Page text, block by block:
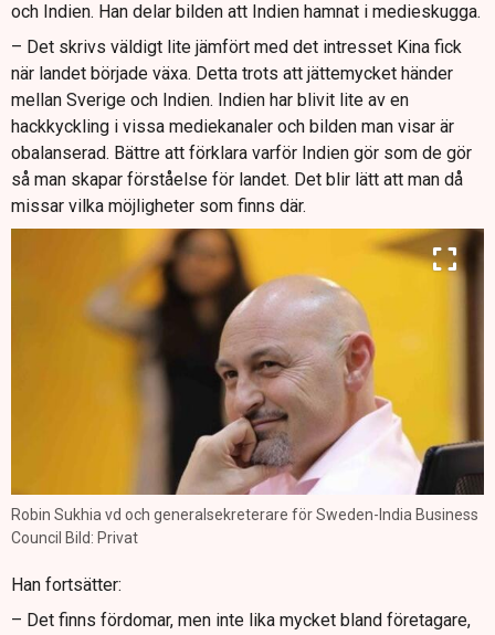
och Indien. Han delar bilden att Indien hamnat i medieskugga.
– Det skrivs väldigt lite jämfört med det intresset Kina fick
när landet började växa. Detta trots att jättemycket händer
mellan Sverige och Indien. Indien har blivit lite av en
hackkyckling i vissa mediekanaler och bilden man visar är
obalanserad. Bättre att förklara varför Indien gör som de gör
så man skapar förståelse för landet. Det blir lätt att man då
missar vilka möjligheter som finns där.
Robin Sukhia vd och generalsekreterare för Sweden-India Business
Council Bild: Privat
Han fortsätter:
– Det finns fördomar, men inte lika mycket bland företagare,